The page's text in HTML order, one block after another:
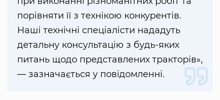
порівняти її з технікою конкурентів.
Наші технічні спеціалісти нададуть
детальну консультацію з будь-яких
питань щодо представлених тракторів»,
— зазначається у повідомленні.